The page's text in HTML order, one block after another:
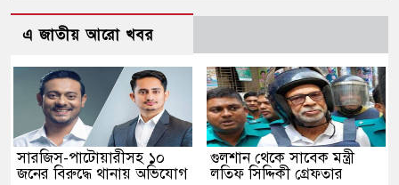
এ জাতীয় আরো খবর
সারজিস-পাটোয়ারীসহ ১০
জনের বিরুদ্ধে থানায় অভিযোগ
গুলশান থেকে সাবেক মন্ত্রী
লতিফ সিদ্দিকী গ্রেফতার